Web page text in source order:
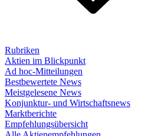
Rubriken
Aktien im Blickpunkt
Ad hoc-Mitteilungen
Bestbewertete News
Meistgelesene News
Konjunktur- und Wirtschaftsnews
Marktberichte
Empfehlungsübersicht